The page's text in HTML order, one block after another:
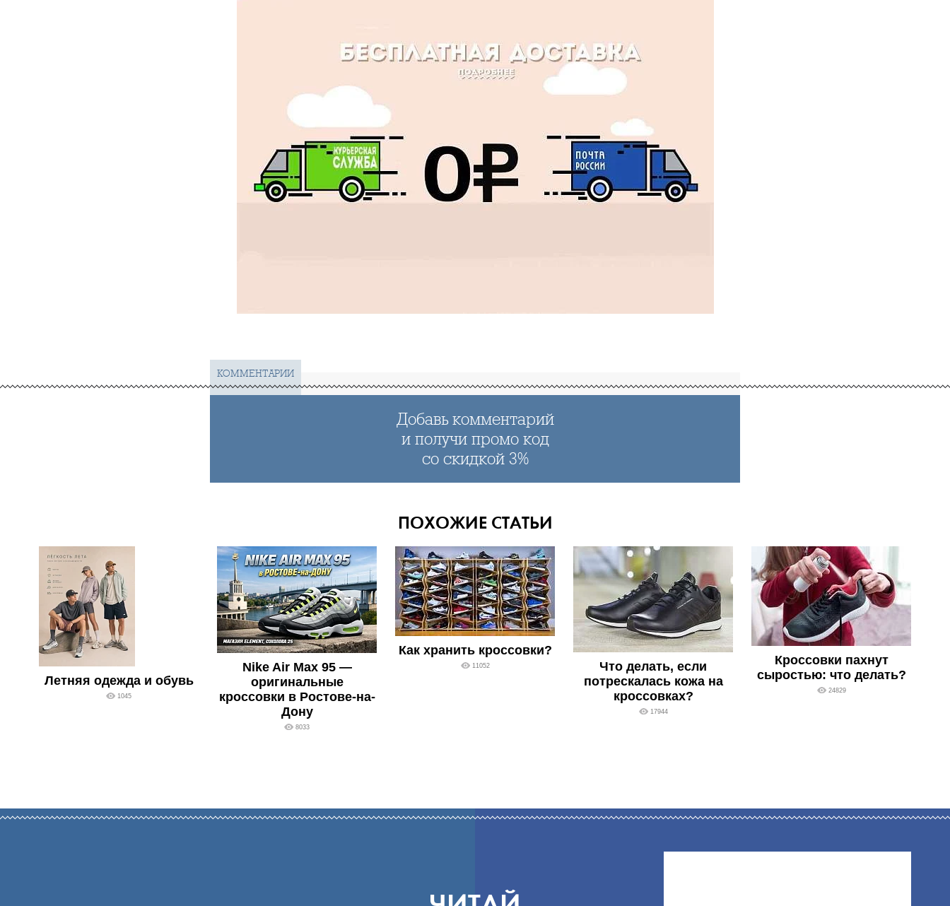
КОММЕНТАРИИ
Добавь комментарий
и получи промо код
со скидкой 3%
ПОХОЖИЕ СТАТЬИ
Летняя одежда и обувь
1045
Nike Air Max 95 —
оригинальные
кроссовки в Ростове-на-
Дону
8033
Как хранить кроссовки?
11052
Что делать, если
потрескалась кожа на
кроссовках?
17944
Кроссовки пахнут
сыростью: что делать?
24829